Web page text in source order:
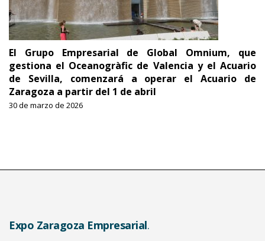
El Grupo Empresarial de Global Omnium, que
gestiona el Oceanogràfic de Valencia y el Acuario
de Sevilla, comenzará a operar el Acuario de
Zaragoza a partir del 1 de abril
30 de marzo de 2026
Expo Zaragoza Empresarial.